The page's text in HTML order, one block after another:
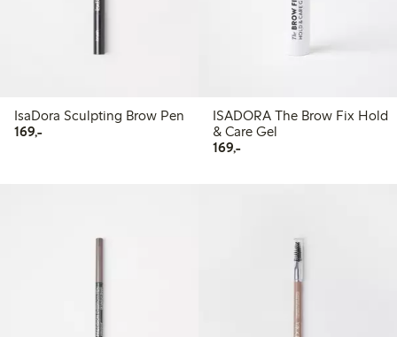
IsaDora Sculpting Brow Pen
169,-169,00 kr
ISADORA The Brow Fix Hold
& Care Gel
169,-169,00 kr